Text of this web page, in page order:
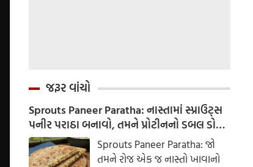
જરૂર વાંચો
Sprouts Paneer Paratha: નાસ્તામાં સ્પ્રાઉટ્સ
પનીર પરાઠા બનાવો, તમને પ્રોટીનનો ડબલ ડોઝ
મળશે
Sprouts Paneer Paratha: જો
તમને રોજ એક જ નાસ્તો ખાવાનો